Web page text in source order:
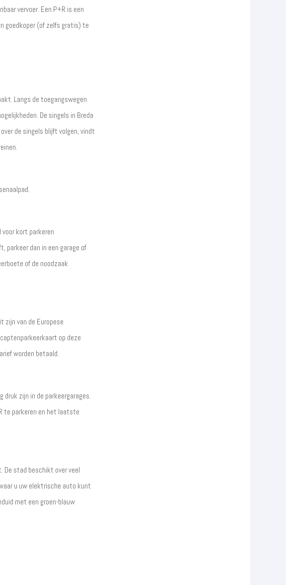
vervoer. Een P+R is een
goedkoper (of zelfs gratis) te
Langs de toegangswegen
De singels in Breda
de singels blijft volgen, vindt
kort parkeren
parkeer dan in een garage of
of de noodzaak
zijn van de Europese
op deze
worden betaald.
zijn in de parkeergarages.
te parkeren en het laatste
De stad beschikt over veel
u uw elektrische auto kunt
met een groen-blauw